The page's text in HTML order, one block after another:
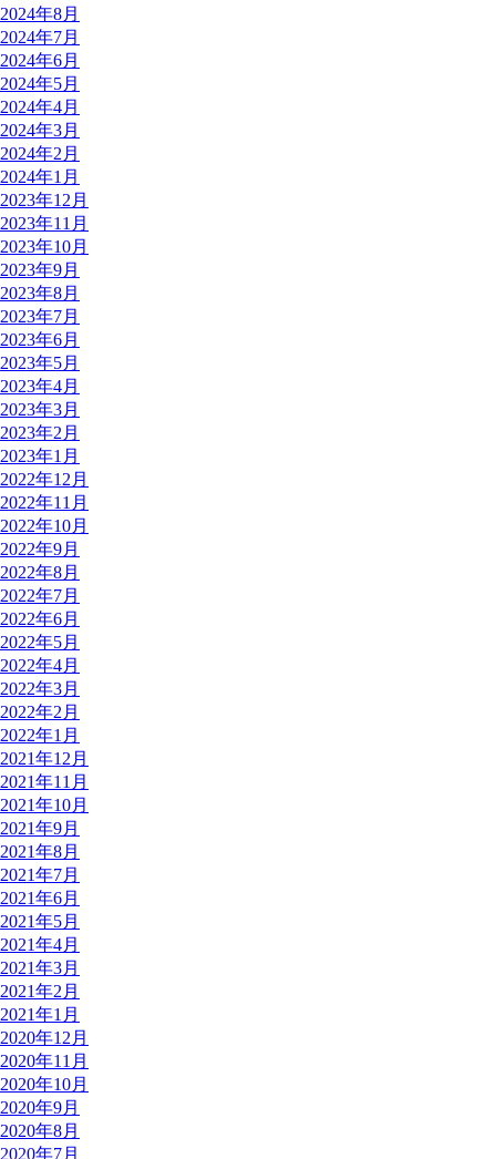
2024年8月
2024年7月
2024年6月
2024年5月
2024年4月
2024年3月
2024年2月
2024年1月
2023年12月
2023年11月
2023年10月
2023年9月
2023年8月
2023年7月
2023年6月
2023年5月
2023年4月
2023年3月
2023年2月
2023年1月
2022年12月
2022年11月
2022年10月
2022年9月
2022年8月
2022年7月
2022年6月
2022年5月
2022年4月
2022年3月
2022年2月
2022年1月
2021年12月
2021年11月
2021年10月
2021年9月
2021年8月
2021年7月
2021年6月
2021年5月
2021年4月
2021年3月
2021年2月
2021年1月
2020年12月
2020年11月
2020年10月
2020年9月
2020年8月
2020年7月